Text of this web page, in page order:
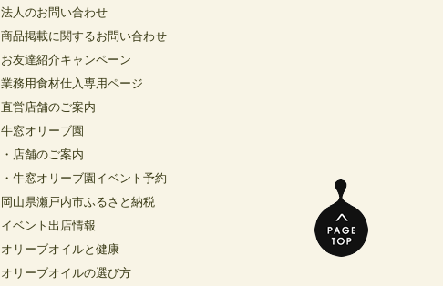
法人のお問い合わせ
商品掲載に関するお問い合わせ
お友達紹介キャンペーン
業務用食材仕入専用ページ
直営店舗のご案内
牛窓オリーブ園
・店舗のご案内
・牛窓オリーブ園イベント予約
岡山県瀬戸内市ふるさと納税
イベント出店情報
オリーブオイルと健康
オリーブオイルの選び方